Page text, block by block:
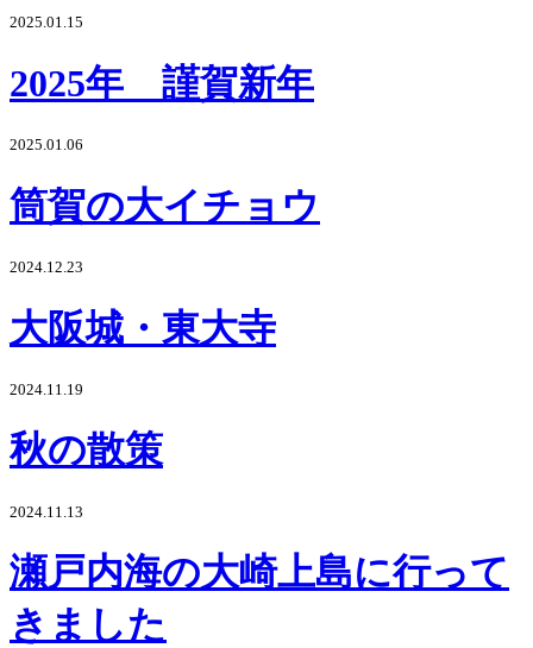
2025.01.15
2025年 謹賀新年
2025.01.06
筒賀の大イチョウ
2024.12.23
大阪城・東大寺
2024.11.19
秋の散策
2024.11.13
瀬戸内海の大崎上島に行って
きました